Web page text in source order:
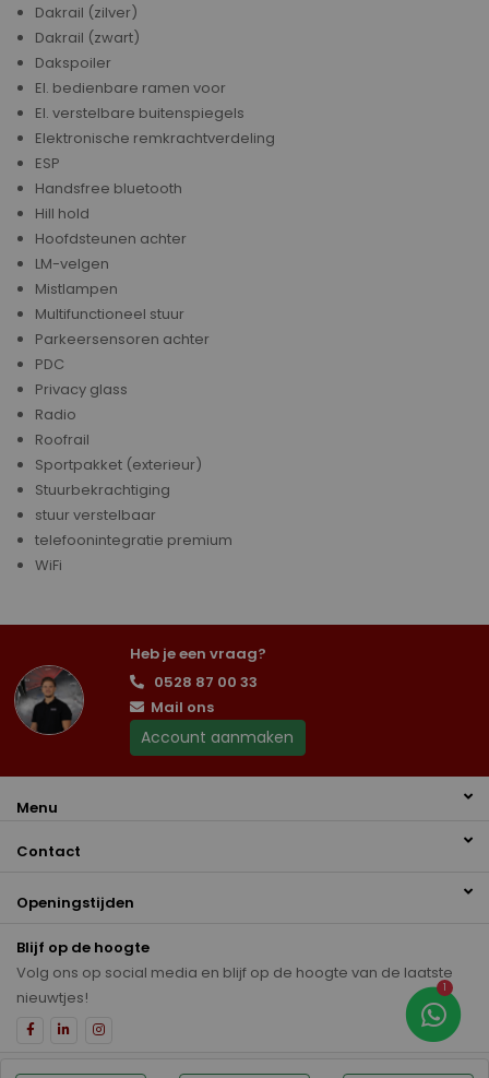
Dakrail (zilver)
Dakrail (zwart)
Dakspoiler
El. bedienbare ramen voor
El. verstelbare buitenspiegels
Elektronische remkrachtverdeling
ESP
Handsfree bluetooth
Hill hold
Hoofdsteunen achter
LM-velgen
Mistlampen
Multifunctioneel stuur
Parkeersensoren achter
PDC
Privacy glass
Radio
Roofrail
Sportpakket (exterieur)
Stuurbekrachtiging
stuur verstelbaar
telefoonintegratie premium
WiFi
Heb je een vraag?
0528 87 00 33
Mail ons
Account aanmaken
Menu
Contact
Openingstijden
Blijf op de hoogte
Volg ons op social media en blijf op de hoogte van de laatste
nieuwtjes!
1